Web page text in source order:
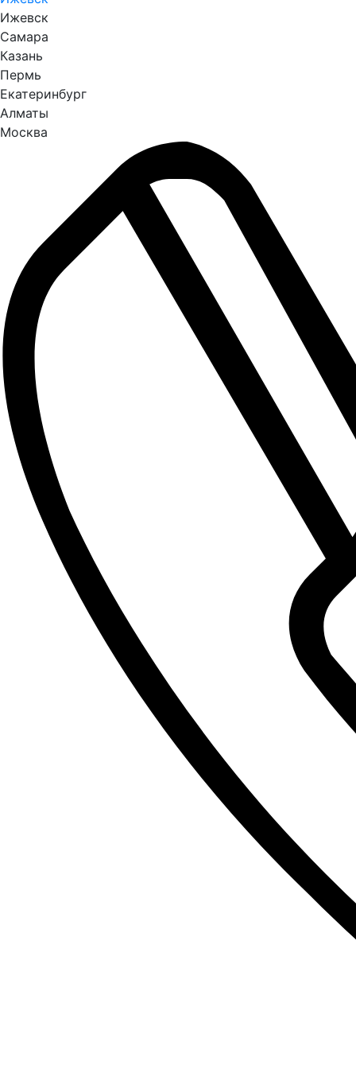
Ижевск
Самара
Казань
Пермь
Екатеринбург
Алматы
Москва